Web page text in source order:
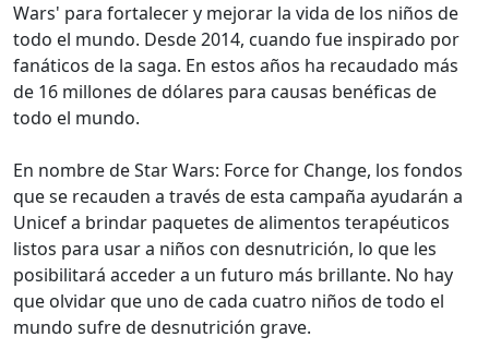
Wars' para fortalecer y mejorar la vida de los niños de
todo el mundo. Desde 2014, cuando fue inspirado por
fanáticos de la saga. En estos años ha recaudado más
de 16 millones de dólares para causas benéficas de
todo el mundo.
En nombre de Star Wars: Force for Change, los fondos
que se recauden a través de esta campaña ayudarán a
Unicef a brindar paquetes de alimentos terapéuticos
listos para usar a niños con desnutrición, lo que les
posibilitará acceder a un futuro más brillante. No hay
que olvidar que uno de cada cuatro niños de todo el
mundo sufre de desnutrición grave.